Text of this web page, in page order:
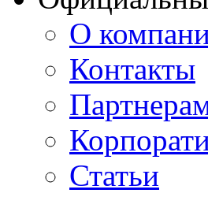
О
Контакты
Статьи